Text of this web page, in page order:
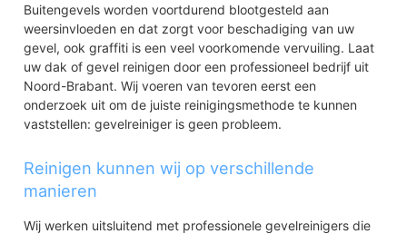
Buitengevels worden voortdurend blootgesteld aan
weersinvloeden en dat zorgt voor beschadiging van uw
gevel, ook graffiti is een veel voorkomende vervuiling. Laat
uw dak of gevel reinigen door een professioneel bedrijf uit
Noord-Brabant. Wij voeren van tevoren eerst een
onderzoek uit om de juiste reinigingsmethode te kunnen
vaststellen: gevelreiniger is geen probleem.
Reinigen kunnen wij op verschillende
manieren
Wij werken uitsluitend met professionele gevelreinigers die